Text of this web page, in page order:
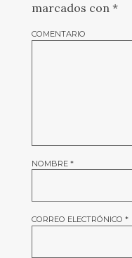
marcados con *
COMENTARIO
NOMBRE *
CORREO ELECTRÓNICO *